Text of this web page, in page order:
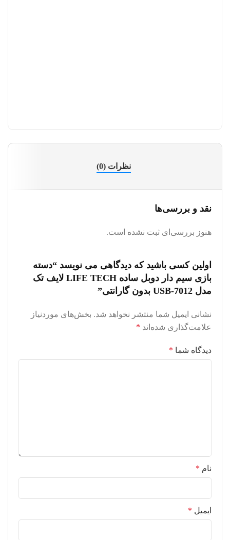
نظرات (0)
نقد و بررسی‌ها
هنوز بررسی‌ای ثبت نشده است.
اولین کسی باشید که دیدگاهی می نویسد “دسته
بازی سیم دار دوبل ساده LIFE TECH لایف تک
مدل USB-7012 بدون گارانتی”
نشانی ایمیل شما منتشر نخواهد شد. بخش‌های موردنیاز
علامت‌گذاری شده‌اند *
دیدگاه شما *
نام *
ایمیل *